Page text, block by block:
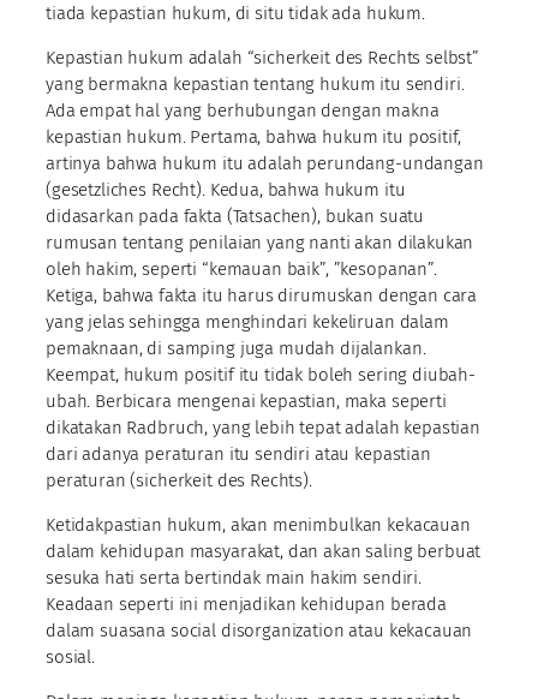
tiada kepastian hukum, di situ tidak ada hukum.
Kepastian hukum adalah “sicherkeit des Rechts selbst”
yang bermakna kepastian tentang hukum itu sendiri.
Ada empat hal yang berhubungan dengan makna
kepastian hukum. Pertama, bahwa hukum itu positif,
artinya bahwa hukum itu adalah perundang-undangan
(gesetzliches Recht). Kedua, bahwa hukum itu
didasarkan pada fakta (Tatsachen), bukan suatu
rumusan tentang penilaian yang nanti akan dilakukan
oleh hakim, seperti “kemauan baik”, ”kesopanan”.
Ketiga, bahwa fakta itu harus dirumuskan dengan cara
yang jelas sehingga menghindari kekeliruan dalam
pemaknaan, di samping juga mudah dijalankan.
Keempat, hukum positif itu tidak boleh sering diubah-
ubah. Berbicara mengenai kepastian, maka seperti
dikatakan Radbruch, yang lebih tepat adalah kepastian
dari adanya peraturan itu sendiri atau kepastian
peraturan (sicherkeit des Rechts).
Ketidakpastian hukum, akan menimbulkan kekacauan
dalam kehidupan masyarakat, dan akan saling berbuat
sesuka hati serta bertindak main hakim sendiri.
Keadaan seperti ini menjadikan kehidupan berada
dalam suasana social disorganization atau kekacauan
sosial.